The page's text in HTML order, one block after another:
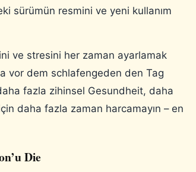
sürümün resmini ve yeni kullanım
ve stresini her zaman ayarlamak
vor dem schlafengeden den Tag
fazla zihinsel Gesundheit, daha
daha fazla zaman harcamayın – en
Die